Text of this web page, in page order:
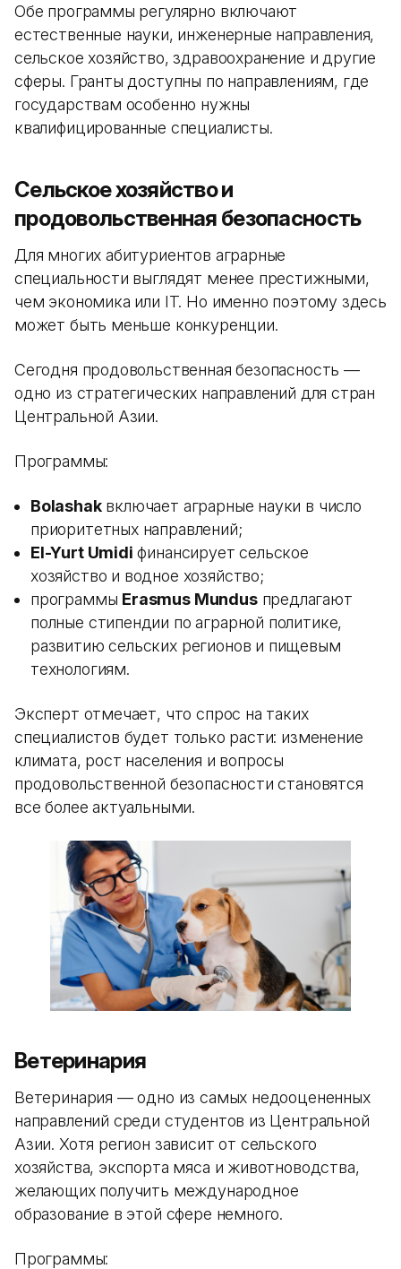
Обе программы регулярно включают
естественные науки, инженерные направления,
сельское хозяйство, здравоохранение и другие
сферы. Гранты доступны по направлениям, где
государствам особенно нужны
квалифицированные специалисты.
Сельское хозяйство и
продовольственная безопасность
Для многих абитуриентов аграрные
специальности выглядят менее престижными,
чем экономика или IT. Но именно поэтому здесь
может быть меньше конкуренции.
Сегодня продовольственная безопасность —
одно из стратегических направлений для стран
Центральной Азии.
Программы:
Bolashakвключает аграрные науки в число
приоритетных направлений;
El-Yurt Umidi финансирует сельское
хозяйство и водное хозяйство;
программы Erasmus Mundusпредлагают
полные стипендии по аграрной политике,
развитию сельских регионов и пищевым
технологиям.
Эксперт отмечает, что спрос на таких
специалистов будет только расти: изменение
климата, рост населения и вопросы
продовольственной безопасности становятся
все более актуальными.
Ветеринария
Ветеринария — одно из самых недооцененных
направлений среди студентов из Центральной
Азии. Хотя регион зависит от сельского
хозяйства, экспорта мяса и животноводства,
желающих получить международное
образование в этой сфере немного.
Программы: